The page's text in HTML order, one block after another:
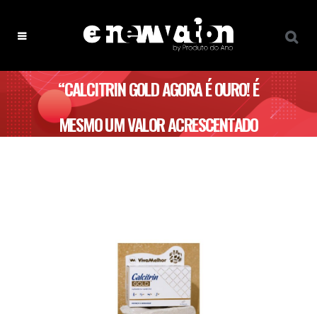
“CALCITRIN GOLD AGORA É OURO! É
MESMO UM VALOR ACRESCENTADO